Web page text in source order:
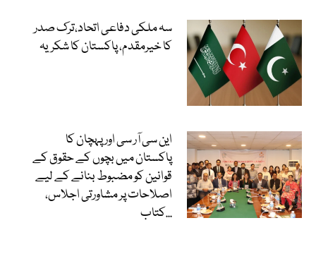
سہ ملکی دفاعی اتحاد،ترک صدر
کا خیرمقدم، پاکستان کا شکریہ
این سی آر سی اور پہچان کا
پاکستان میں بچوں کے حقوق کے
قوانین کو مضبوط بنانے کے لیے
اصلاحات پر مشاورتی اجلاس،
کتاب...